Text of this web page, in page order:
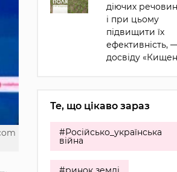
діючих
і при цьому
підвищити їх
ефективність,
досвіду
Те, що цікаво зараз
#Російсько_українська
війна